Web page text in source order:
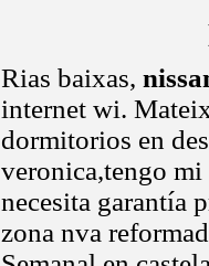
Rias baixas,
internet wi.
dormitorios en
veronica,tengo mi
necesita garantía
zona nva